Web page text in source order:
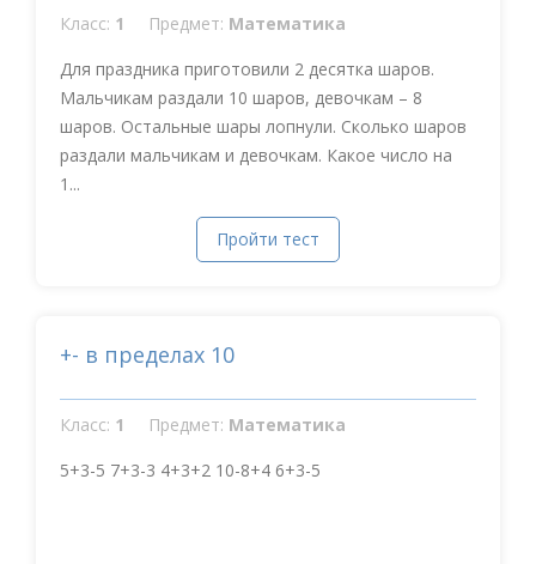
Класс: 1 Предмет: Математика
Для праздника приготовили 2 десятка шаров.
Мальчикам раздали 10 шаров, девочкам – 8
шаров. Остальные шары лопнули. Сколько шаров
раздали мальчикам и девочкам. Какое число на
1...
Пройти тест
+- в пределах 10
Класс: 1 Предмет: Математика
5+3-5 7+3-3 4+3+2 10-8+4 6+3-5